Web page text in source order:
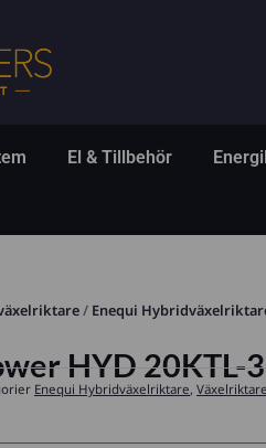
Öppna Montagesystem
El & Tillbehör Öppna El
/ Enequi
HYD 20KTL-
Enequi Hybridväxelriktare, Växelriktare